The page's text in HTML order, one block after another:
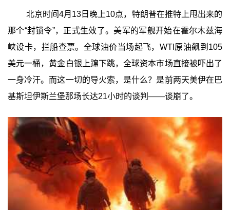
北京时间4月13日晚上10点，特朗普在推特上甩出来的
那个“封锁令”，正式生效了。美军的军舰开始在霍尔木兹海
峡设卡，拦船查票。全球油价当场起飞，WTI原油飙到105
美元一桶，黄金白银上蹿下跳，全球资本市场直接被吓出了
一身冷汗。而这一切的导火索，是什么？是前两天美伊在巴
基斯坦伊斯兰堡那场长达21小时的谈判——谈崩了。